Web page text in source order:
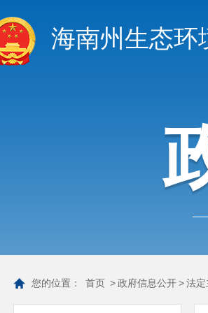
海南州生态环
您的位置： 首页 >政府信息公开>法定